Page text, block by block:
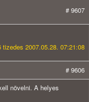
# 9607
tizedes 2007.05.28. 07:21:08
# 9606
növelni. A helyes